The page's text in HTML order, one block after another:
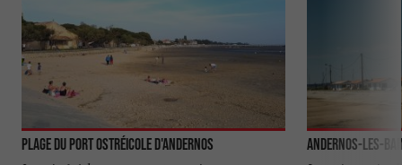
Plage du Port Ostréicole d'Andernos Andernos-les-